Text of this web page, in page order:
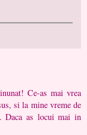
Ce-as mai vrea
si la mine vreme de
as locui mai in